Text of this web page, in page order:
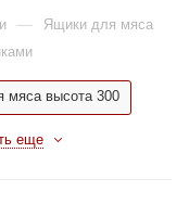
— Ящики для мяса
мяса высота 300
еще